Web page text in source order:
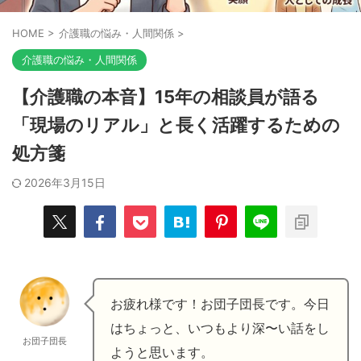
HOME > 介護職の悩み・人間関係 >
介護職の悩み・人間関係
【介護職の本音】15年の相談員が語る
「現場のリアル」と長く活躍するための
処方箋
2026年3月15日
お団子団長
お疲れ様です！お団子団長です。今日
はちょっと、いつもより深〜い話をし
ようと思います。